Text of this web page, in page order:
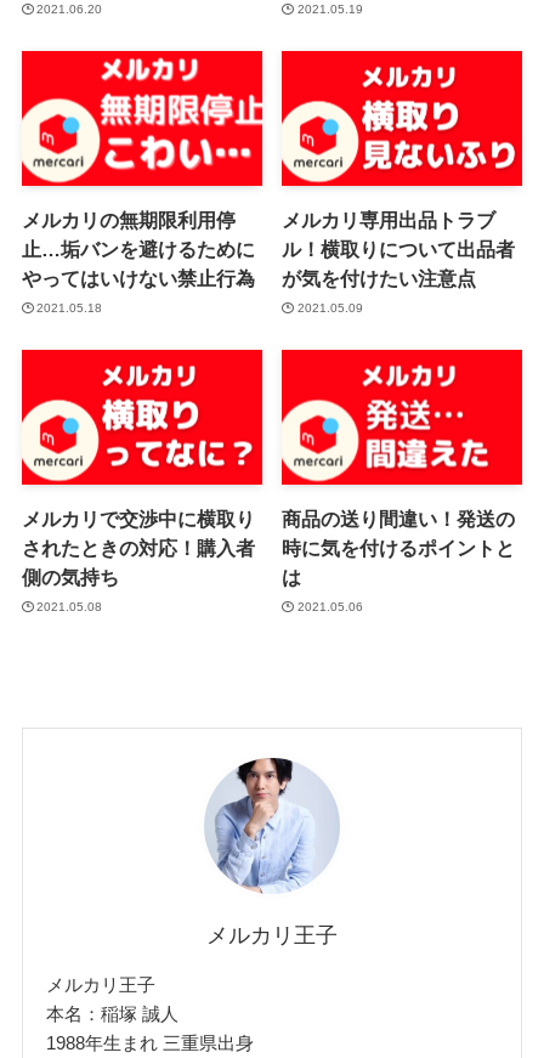
2021.06.20 2021.05.19
メルカリの無期限利用停
止…垢バンを避けるために
やってはいけない禁止行為
2021.05.18
メルカリ専用出品トラブ
ル！横取りについて出品者
が気を付けたい注意点
2021.05.09
メルカリで交渉中に横取り
されたときの対応！購入者
側の気持ち
2021.05.08
商品の送り間違い！発送の
時に気を付けるポイントと
は
2021.05.06
メルカリ王子
メルカリ王子
本名：稲塚 誠人
1988年生まれ 三重県出身